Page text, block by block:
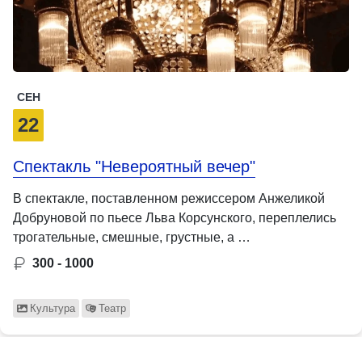
СЕН
22
Спектакль "Невероятный вечер"
В спектакле, поставленном режиссером Анжеликой
Добруновой по пьесе Льва Корсунского, переплелись
трогательные, смешные, грустные, а …
300 - 1000
Культура Театр